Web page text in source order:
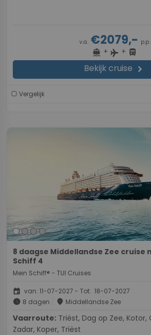
v.a. €2079,- p.p.
directions_boat + flight + directions_bus
Bekijk cruise chevron_right
Vergelijk
8 daagse Middellandse Zee cruise
Schiff 4
Mein Schiff® - TUI Cruises
event van: 11-07-2027 - Tot: 18-07-2027
schedule 8 dagen place Middellandse Zee
Vaarroute:
Zadar, Koper, Triëst